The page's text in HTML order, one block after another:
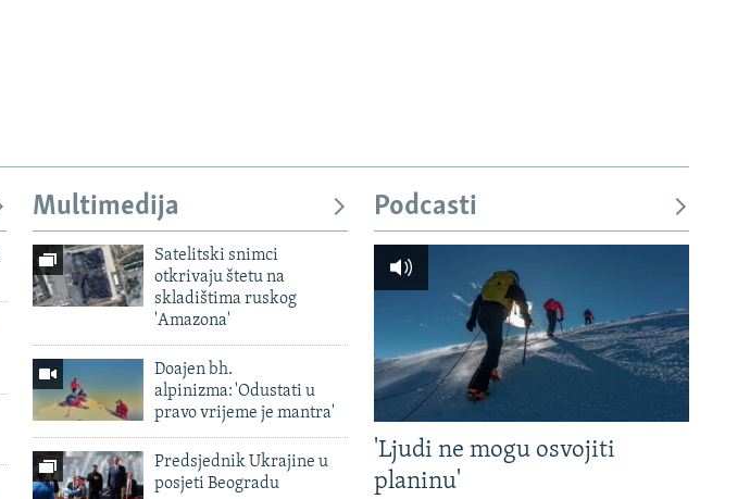
Multimedija
Satelitski snimci
otkrivaju štetu na
skladištima ruskog
'Amazona'
Doajen bh.
alpinizma: 'Odustati u
pravo vrijeme je mantra'
Predsjednik Ukrajine u
posjeti Beogradu
Podcasti
'Ljudi ne mogu osvojiti
planinu'